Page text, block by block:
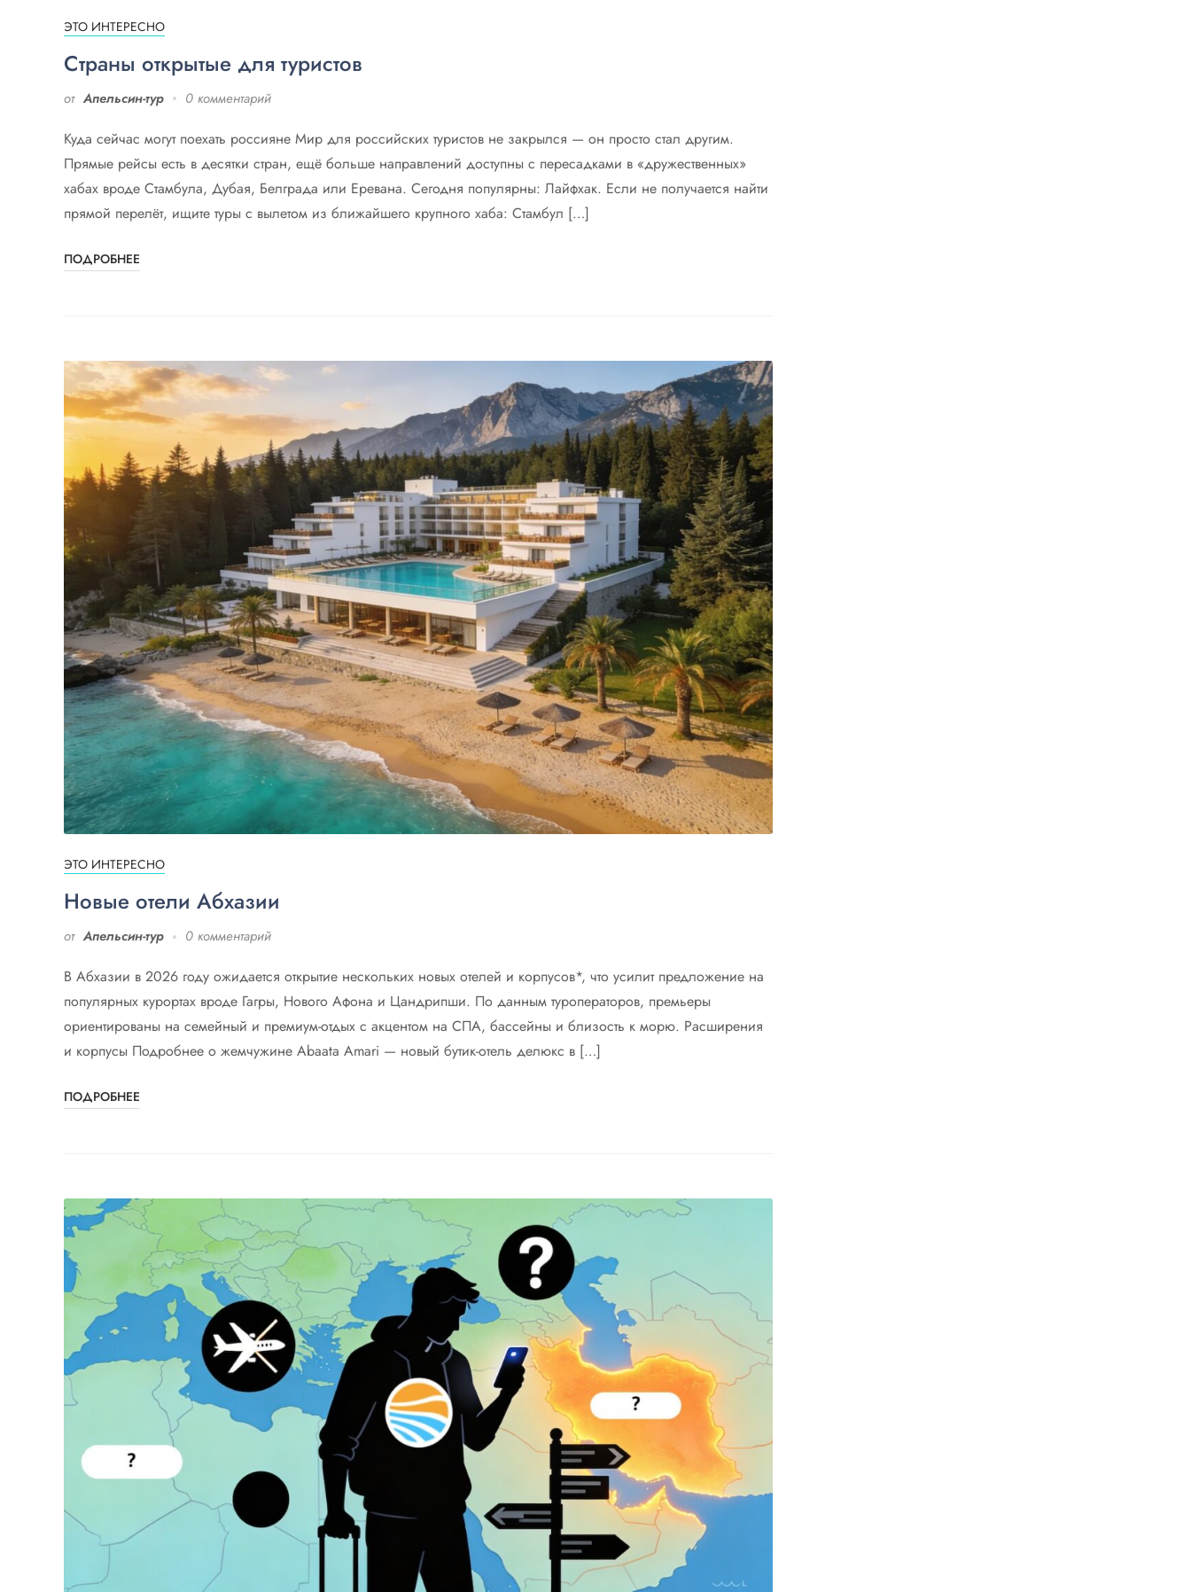
ЭТО ИНТЕРЕСНО
Страны открытые для туристов
от Апельсин-тур 0 комментарий
Куда сейчас могут поехать россияне Мир для российских туристов не закрылся — он просто стал другим.
Прямые рейсы есть в десятки стран, ещё больше направлений доступны с пересадками в «дружественных»
хабах вроде Стамбула, Дубая, Белграда или Еревана. Сегодня популярны: Лайфхак. Если не получается найти
прямой перелёт, ищите туры с вылетом из ближайшего крупного хаба: Стамбул […]
ПОДРОБНЕЕ
ЭТО ИНТЕРЕСНО
Новые отели Абхазии
от Апельсин-тур 0 комментарий
В Абхазии в 2026 году ожидается открытие нескольких новых отелей и корпусов*, что усилит предложение на
популярных курортах вроде Гагры, Нового Афона и Цандрипши. По данным туроператоров, премьеры
ориентированы на семейный и премиум-отдых с акцентом на СПА, бассейны и близость к морю. Расширения
и корпусы Подробнее о жемчужине Abaata Amari — новый бутик-отель делюкс в […]
ПОДРОБНЕЕ